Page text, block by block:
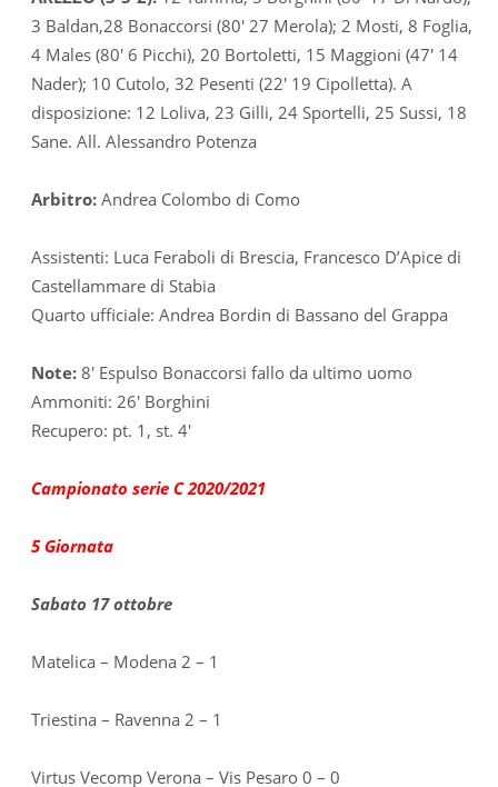
3 Baldan,28 Bonaccorsi (80′ 27 Merola); 2 Mosti, 8 Foglia,
4 Males (80′ 6 Picchi), 20 Bortoletti, 15 Maggioni (47′ 14
Nader); 10 Cutolo, 32 Pesenti (22′ 19 Cipolletta). A
disposizione: 12 Loliva, 23 Gilli, 24 Sportelli, 25 Sussi, 18
Sane. All. Alessandro Potenza
Arbitro: Andrea Colombo di Como
Assistenti: Luca Feraboli di Brescia, Francesco D’Apice di
Castellammare di Stabia
Quarto ufficiale: Andrea Bordin di Bassano del Grappa
Note: 8′ Espulso Bonaccorsi fallo da ultimo uomo
Ammoniti: 26′ Borghini
Recupero: pt. 1, st. 4′
Campionato serie C 2020/2021
5 Giornata
Sabato 17 ottobre
Matelica – Modena 2 – 1
Triestina – Ravenna 2 – 1
Virtus Vecomp Verona – Vis Pesaro 0 – 0